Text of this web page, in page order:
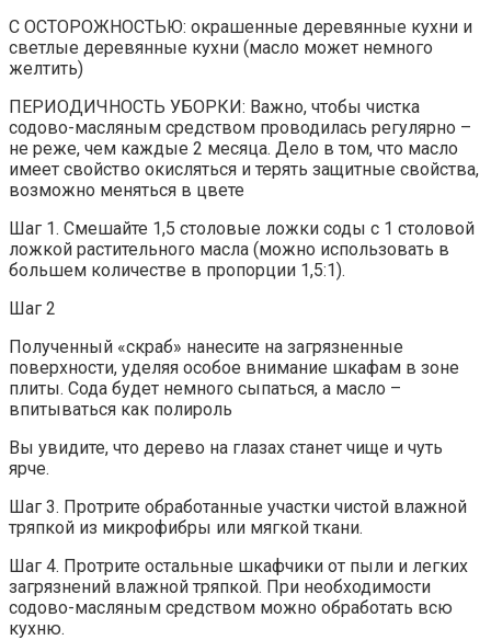
С ОСТОРОЖНОСТЬЮ: окрашенные деревянные кухни и
светлые деревянные кухни (масло может немного
желтить)
ПЕРИОДИЧНОСТЬ УБОРКИ: Важно, чтобы чистка
содово-масляным средством проводилась регулярно –
не реже, чем каждые 2 месяца. Дело в том, что масло
имеет свойство окисляться и терять защитные свойства,
возможно меняться в цвете
Шаг 1. Смешайте 1,5 столовые ложки соды с 1 столовой
ложкой растительного масла (можно использовать в
большем количестве в пропорции 1,5:1).
Шаг 2
Полученный «скраб» нанесите на загрязненные
поверхности, уделяя особое внимание шкафам в зоне
плиты. Сода будет немного сыпаться, а масло –
впитываться как полироль
Вы увидите, что дерево на глазах станет чище и чуть
ярче.
Шаг 3. Протрите обработанные участки чистой влажной
тряпкой из микрофибры или мягкой ткани.
Шаг 4. Протрите остальные шкафчики от пыли и легких
загрязнений влажной тряпкой. При необходимости
содово-масляным средством можно обработать всю
кухню.